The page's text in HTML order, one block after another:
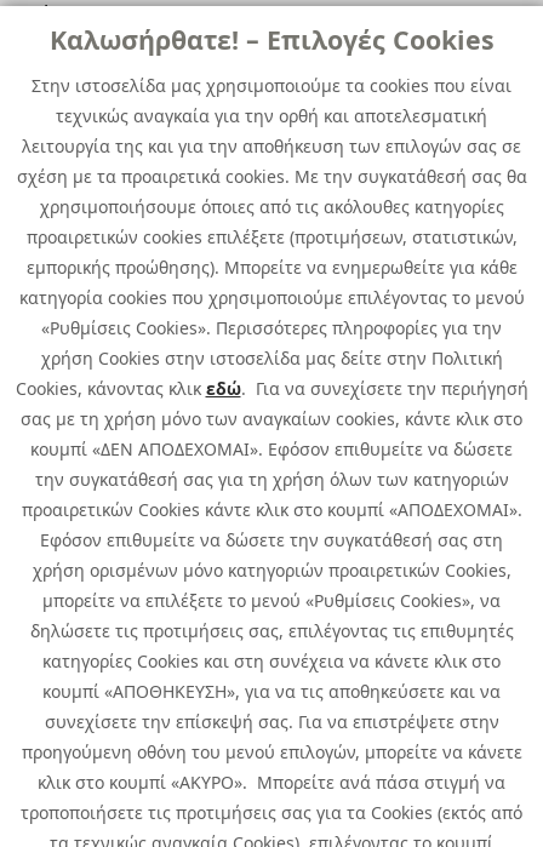
Καλωσήρθατε! – Επιλογές Cookies
Στην ιστοσελίδα μας χρησιμοποιούμε τα cookies που είναι
τεχνικώς αναγκαία για την ορθή και αποτελεσματική
λειτουργία της και για την αποθήκευση των επιλογών σας σε
σχέση με τα προαιρετικά cookies. Με την συγκατάθεσή σας θα
χρησιμοποιήσουμε όποιες από τις ακόλουθες κατηγορίες
προαιρετικών cookies επιλέξετε (προτιμήσεων, στατιστικών,
εμπορικής προώθησης). Μπορείτε να ενημερωθείτε για κάθε
κατηγορία cookies που χρησιμοποιούμε επιλέγοντας το μενού
«Ρυθμίσεις Cookies». Περισσότερες πληροφορίες για την
χρήση Cookies στην ιστοσελίδα μας δείτε στην Πολιτική
Cookies, κάνοντας κλικ εδώ. Για να συνεχίσετε την περιήγησή
σας με τη χρήση μόνο των αναγκαίων cookies, κάντε κλικ στο
κουμπί «ΔΕΝ ΑΠΟΔΕΧΟΜΑΙ». Εφόσον επιθυμείτε να δώσετε
την συγκατάθεσή σας για τη χρήση όλων των κατηγοριών
προαιρετικών Cookies κάντε κλικ στο κουμπί «ΑΠΟΔΕΧΟΜΑΙ».
Εφόσον επιθυμείτε να δώσετε την συγκατάθεσή σας στη
χρήση ορισμένων μόνο κατηγοριών προαιρετικών Cookies,
μπορείτε να επιλέξετε το μενού «Ρυθμίσεις Cookies», να
δηλώσετε τις προτιμήσεις σας, επιλέγοντας τις επιθυμητές
κατηγορίες Cookies και στη συνέχεια να κάνετε κλικ στο
κουμπί «ΑΠΟΘΗΚΕΥΣΗ», για να τις αποθηκεύσετε και να
συνεχίσετε την επίσκεψή σας. Για να επιστρέψετε στην
προηγούμενη οθόνη του μενού επιλογών, μπορείτε να κάνετε
κλικ στο κουμπί «ΑΚΥΡΟ». Μπορείτε ανά πάσα στιγμή να
τροποποιήσετε τις προτιμήσεις σας για τα Cookies (εκτός από
Χρήσιμα
Χρήσιμα
Επικοινωνία
Media Kit
Καριέρα
Όμιλος Quest
Site Map
Copyright © 2026 Infoquest.gr Με επιφύλαξη κάθε νόμιμου δικαιώματος.
Πολιτική Cookies Προτιμήσεις Cookies | Όροι Χρήσης